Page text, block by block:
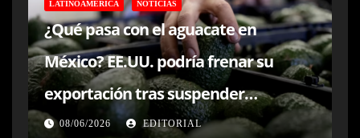
LATINOAMÉRICA NOTICIAS
¿Qué pasa con el aguacate en
México? EE.UU. podría frenar su
exportación tras suspender
inspecciones en Michoacán
08/06/2026 EDITORIAL